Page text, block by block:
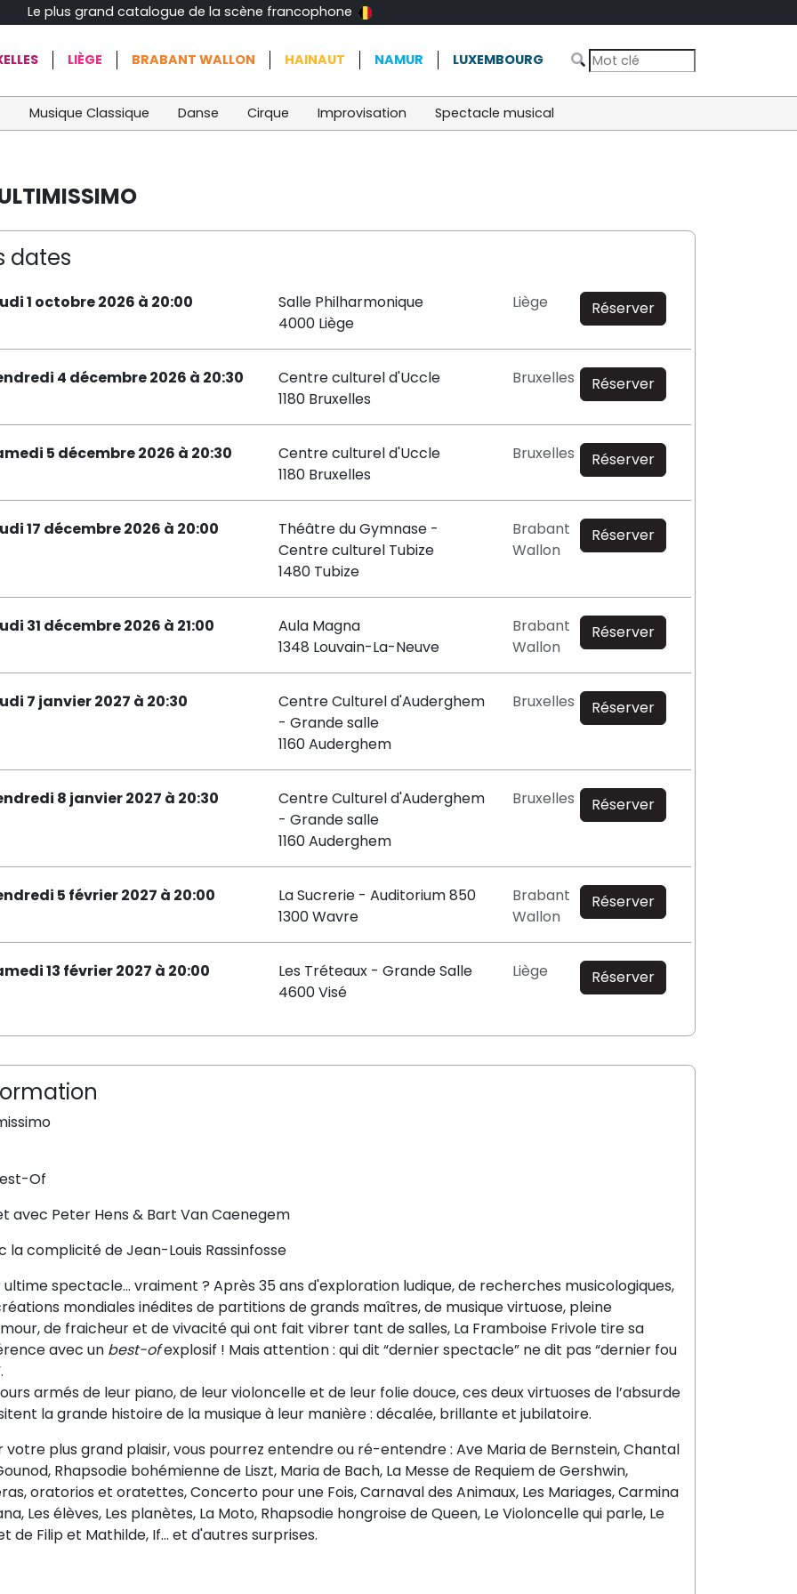
Le plus grand catalogue de la scène francophone
LIÈGE BRABANT WALLON HAINAUT NAMUR LUXEMBOURG
Musique Classique Danse Cirque Improvisation Spectacle musical
dates
1 octobre 2026 à 20:00
Salle Philharmonique
4000 Liège
Liège Réserver
4 décembre 2026 à 20:30
Centre culturel d'Uccle
1180 Bruxelles
Bruxelles Réserver
5 décembre 2026 à 20:30
Centre culturel d'Uccle
1180 Bruxelles
Bruxelles Réserver
17 décembre 2026 à 20:00
Théâtre du Gymnase -
Centre culturel Tubize
1480 Tubize
Brabant
Wallon
Réserver
31 décembre 2026 à 21:00
Aula Magna
1348 Louvain-La-Neuve
Brabant
Wallon
Réserver
7 janvier 2027 à 20:30
Centre Culturel d'Auderghem
- Grande salle
1160 Auderghem
Bruxelles Réserver
8 janvier 2027 à 20:30
Centre Culturel d'Auderghem
- Grande salle
1160 Auderghem
Bruxelles Réserver
5 février 2027 à 20:00
La Sucrerie - Auditorium 850
1300 Wavre
Brabant
Wallon
Réserver
13 février 2027 à 20:00
Les Tréteaux - Grande Salle
4600 Visé
Liège Réserver
Of
avec Peter Hens & Bart Van Caenegem
la complicité de Jean-Louis Rassinfosse
ultime spectacle… vraiment ? Après 35 ans d'exploration ludique, de recherches musicologiques,
mondiales inédites de partitions de grands maîtres, de musique virtuose, pleine
de fraicheur et de vivacité qui ont fait vibrer tant de salles, La Framboise Frivole tire sa
avec un best-ofexplosif ! Mais attention : qui dit “dernier spectacle” ne dit pas “dernier fou
armés de leur piano, de leur violoncelle et de leur folie douce, ces deux virtuoses de l’absurde
la grande histoire de la musique à leur manière : décalée, brillante et jubilatoire.
votre plus grand plaisir, vous pourrez entendre ou ré-entendre : Ave Maria de Bernstein, Chantal
Rhapsodie bohémienne de Liszt, Maria de Bach, La Messe de Requiem de Gershwin,
oratorios et oratettes, Concerto pour une Fois, Carnaval des Animaux, Les Mariages, Carmina
Les élèves, Les planètes, La Moto, Rhapsodie hongroise de Queen, Le Violoncelle qui parle, Le
de Filip et Mathilde, If... et d'autres surprises.